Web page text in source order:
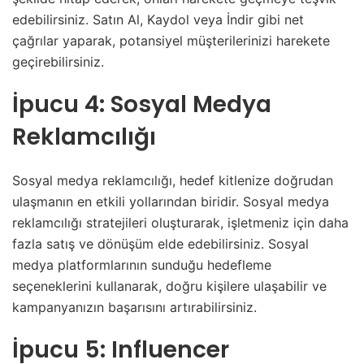
edebilirsiniz. Satın Al, Kaydol veya İndir gibi net
çağrılar yaparak, potansiyel müşterilerinizi harekete
geçirebilirsiniz.
İpucu 4: Sosyal Medya
Reklamcılığı
Sosyal medya reklamcılığı, hedef kitlenize doğrudan
ulaşmanın en etkili yollarından biridir. Sosyal medya
reklamcılığı stratejileri oluşturarak, işletmeniz için daha
fazla satış ve dönüşüm elde edebilirsiniz. Sosyal
medya platformlarının sunduğu hedefleme
seçeneklerini kullanarak, doğru kişilere ulaşabilir ve
kampanyanızın başarısını artırabilirsiniz.
İpucu 5: Influencer